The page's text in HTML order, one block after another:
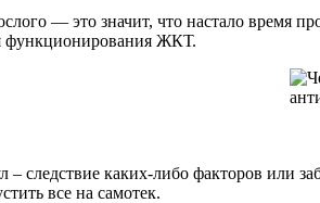
— это значит, что настало время
функционирования ЖКТ.
– следствие каких-либо факторов или
все на самотек.